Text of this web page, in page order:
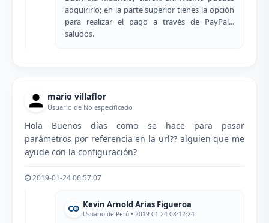
adquirirlo; en la parte superior tienes la opción
para realizar el pago a través de PayPal...
saludos.
mario villaflor
Usuario de No especificado
Hola Buenos días como se hace para pasar
parámetros por referencia en la url?? alguien que me
ayude con la configuración?
2019-01-24 06:57:07
Kevin Arnold Arias Figueroa
Usuario de Perú • 2019-01-24 08:12:24